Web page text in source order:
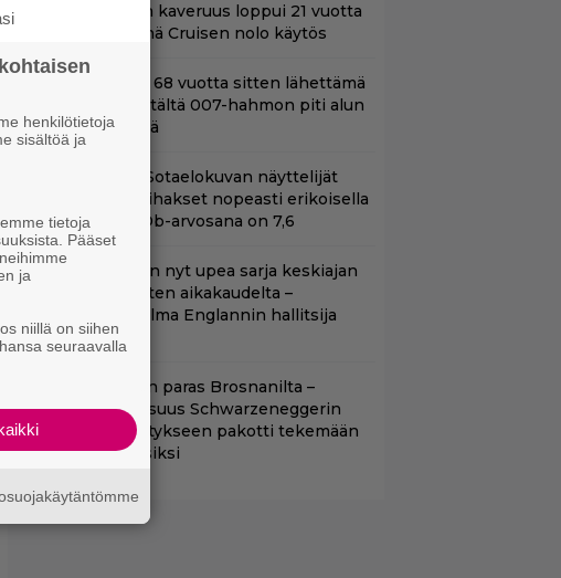
Tom Cruisen kaveruus loppui 21 vuotta
sitten – Syynä Cruisen nolo käytös
Bond-luojan 68 vuotta sitten lähettämä
kirje löytyi – tältä 007-hahmon piti alun
perin näyttää
Yöllä tv:ssä: Sotaelokuvan näyttelijät
kasvattivat lihakset nopeasti erikoisella
kikalla – IMDb-arvosana on 7,6
Netflixissä on nyt upea sarja keskiajan
kuninkaallisten aikakaudelta –
keskiössä julma Englannin hallitsija
Henrik VIII
Illan Bond on paras Brosnanilta –
samankaltaisuus Schwarzeneggerin
toimintatykitykseen pakotti tekemään
kässärin uusiksi
henkilötietoja
sisältöä ja
tietoja
Pääset
ja
niillä on siihen
seuraavalla